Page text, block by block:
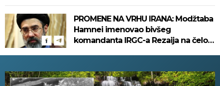
PROMENE NA VRHU IRANA: Modžtaba
Hamnei imenovao bivšeg
komandanta IRGC-a Rezaija na čelo